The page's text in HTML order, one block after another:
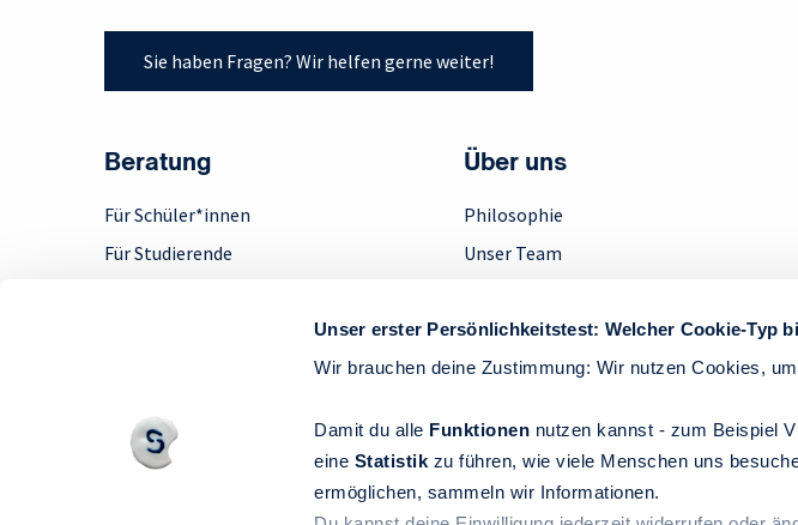
Unser erster Persönlichkeitstest: Welcher Cookie-Typ
Wir brauchen deine Zustimmung: Wir nutzen Cookies,
Damit du alle Funktionen nutzen kannst - zum Beispiel
eine Statistik zu führen, wie viele Menschen uns
ermöglichen, sammeln wir Informationen.
Sie haben Fragen? Wir helfen gerne weiter!
Beratung
Für Schüler*innen
Für Studierende
Über uns
Philosophie
Unser Team
Step up!
Feedback
Struss & Claussen Personal Development